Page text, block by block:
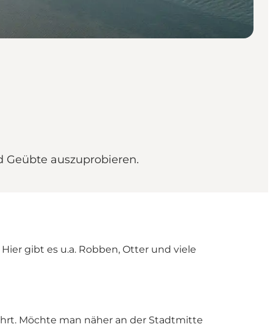
auszuprobieren.
gibt es u.a. Robben, Otter und viele
Möchte man näher an der Stadtmitte